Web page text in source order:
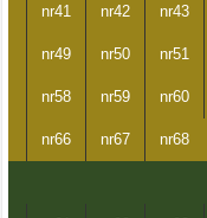
nr41 nr42 nr43
nr49 nr50 nr51
nr58 nr59 nr60
nr66 nr67 nr68